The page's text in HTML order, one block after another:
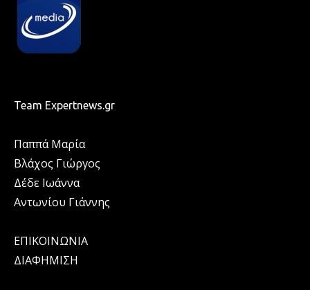
Team Expertnews.gr
Παππά Μαρία
Βλάχος Γιώργος
Δέδε Ιωάννα
Αντωνίου Γιάννης
ΕΠΙΚΟΙΝΩΝΙΑ
ΔΙΑΦΗΜΙΣΗ